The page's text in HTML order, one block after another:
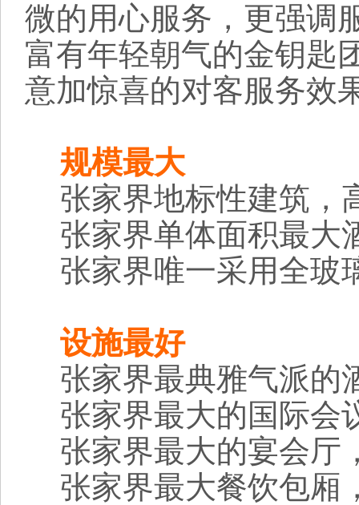
微的用心服务，更强调
富有年轻朝气的金钥匙
意加惊喜的对客服务效
规模最大
张家界地标性建筑，
张家界单体面积最大
张家界唯一采用全玻
设施最好
张家界最典雅气派的
张家界最大的国际会
张家界最大的宴会厅
张家界最大餐饮包厢